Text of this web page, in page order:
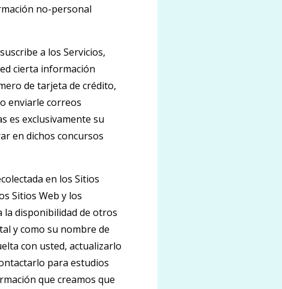
no-personal
a los Servicios,
cierta información
de tarjeta de crédito,
enviarle correos
es exclusivamente su
en dichos concursos
en los Sitios
Sitios Web y los
la disponibilidad de otros
y como su nombre de
con usted, actualizarlo
para estudios
que creamos que